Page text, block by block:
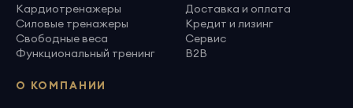
Кардиотренажеры
Силовые тренажеры
Свободные веса
Функциональный тренинг
Доставка и оплата
Кредит и лизинг
Сервис
B2B
О КОМПАНИИ